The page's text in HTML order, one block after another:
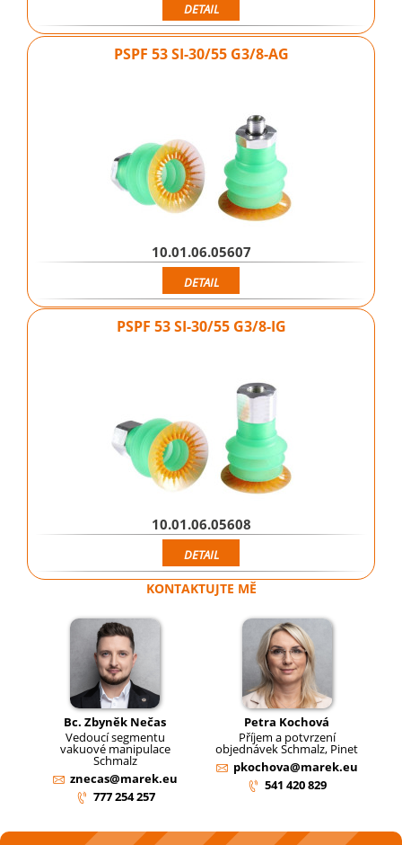
DETAIL
PSPF 53 SI-30/55 G3/8-AG
10.01.06.05607
DETAIL
PSPF 53 SI-30/55 G3/8-IG
10.01.06.05608
DETAIL
KONTAKTUJTE MĚ
Bc. Zbyněk Nečas
Vedoucí segmentu
vakuové manipulace
Schmalz
znecas@marek.eu
777 254 257
Petra Kochová
Příjem a potvrzení
objednávek Schmalz, Pinet
pkochova@marek.eu
541 420 829